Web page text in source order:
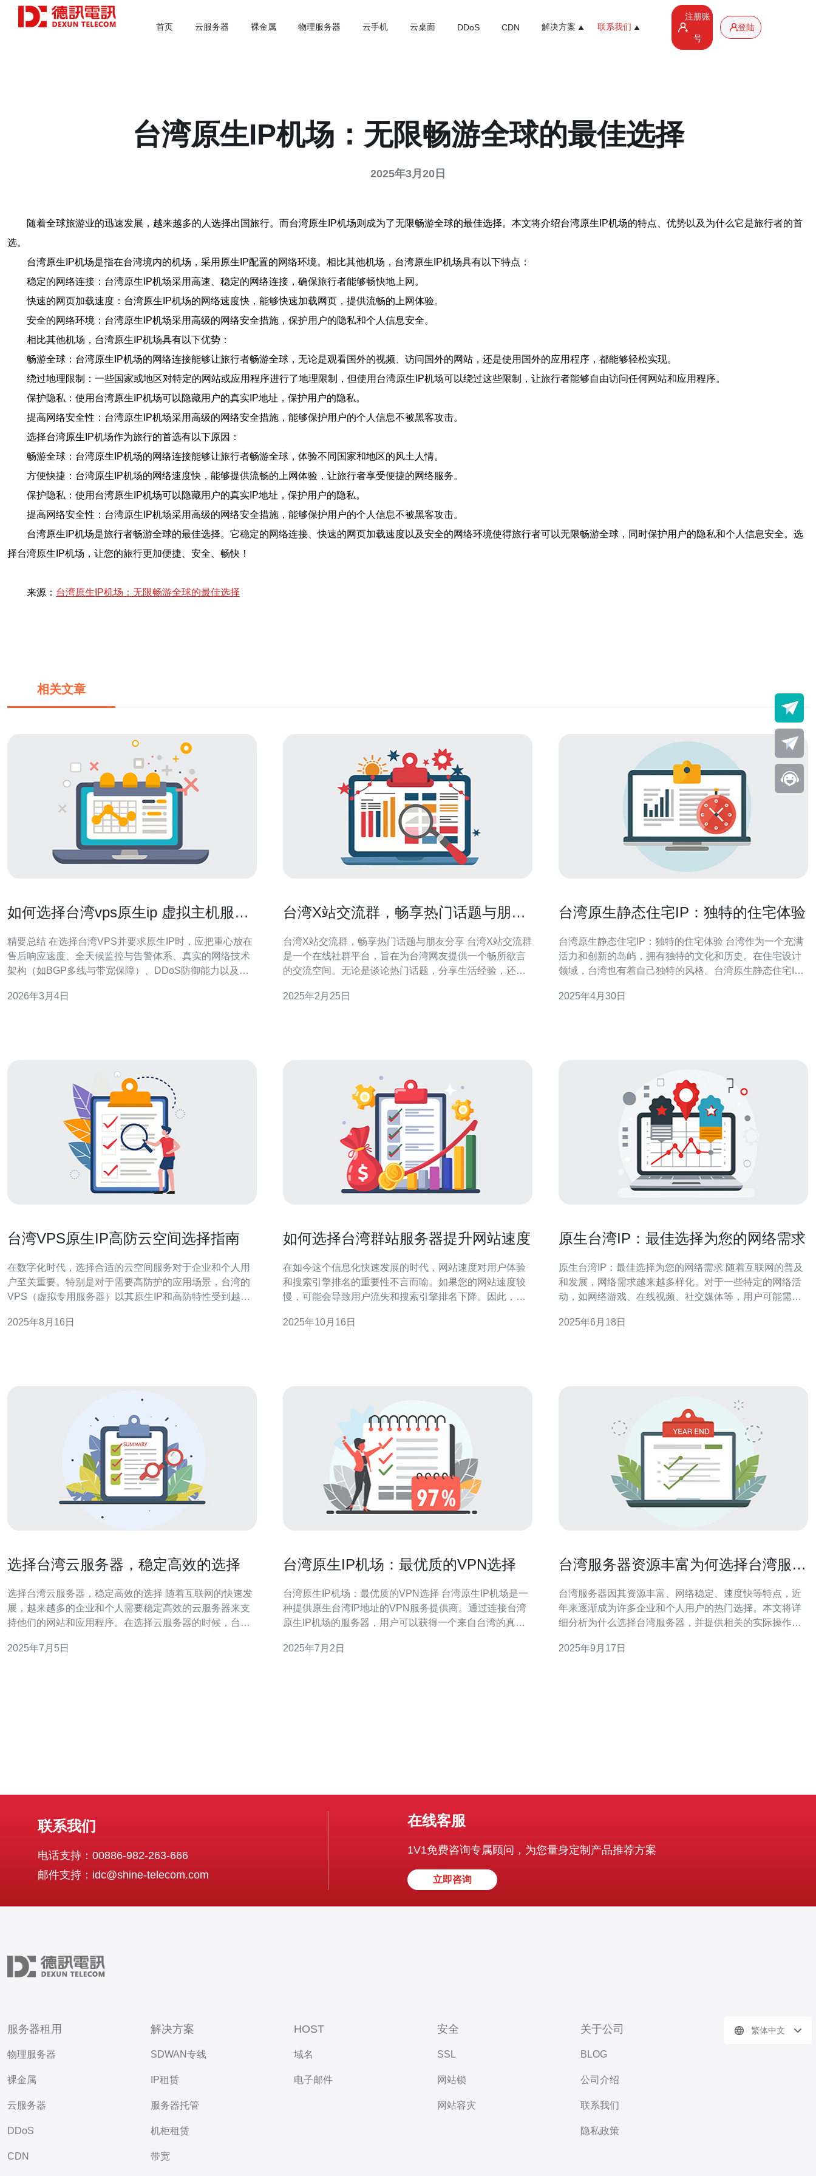
首页 云服务器 裸金属 物理服务器 云手机 云桌面 DDoS CDN 解决方案 联系我们
注册账
号
登陆
台湾原生IP机场：无限畅游全球的最佳选择
2025年3月20日
随着全球旅游业的迅速发展，越来越多的人选择出国旅行。而台湾原生IP机场则成为了无限畅游全球的最佳选择。本文将介绍台湾原生IP机场的特点、优势以及为什么它是旅行者的首
选。
台湾原生IP机场是指在台湾境内的机场，采用原生IP配置的网络环境。相比其他机场，台湾原生IP机场具有以下特点：
稳定的网络连接：台湾原生IP机场采用高速、稳定的网络连接，确保旅行者能够畅快地上网。
快速的网页加载速度：台湾原生IP机场的网络速度快，能够快速加载网页，提供流畅的上网体验。
安全的网络环境：台湾原生IP机场采用高级的网络安全措施，保护用户的隐私和个人信息安全。
相比其他机场，台湾原生IP机场具有以下优势：
畅游全球：台湾原生IP机场的网络连接能够让旅行者畅游全球，无论是观看国外的视频、访问国外的网站，还是使用国外的应用程序，都能够轻松实现。
绕过地理限制：一些国家或地区对特定的网站或应用程序进行了地理限制，但使用台湾原生IP机场可以绕过这些限制，让旅行者能够自由访问任何网站和应用程序。
保护隐私：使用台湾原生IP机场可以隐藏用户的真实IP地址，保护用户的隐私。
提高网络安全性：台湾原生IP机场采用高级的网络安全措施，能够保护用户的个人信息不被黑客攻击。
选择台湾原生IP机场作为旅行的首选有以下原因：
畅游全球：台湾原生IP机场的网络连接能够让旅行者畅游全球，体验不同国家和地区的风土人情。
方便快捷：台湾原生IP机场的网络速度快，能够提供流畅的上网体验，让旅行者享受便捷的网络服务。
保护隐私：使用台湾原生IP机场可以隐藏用户的真实IP地址，保护用户的隐私。
提高网络安全性：台湾原生IP机场采用高级的网络安全措施，能够保护用户的个人信息不被黑客攻击。
台湾原生IP机场是旅行者畅游全球的最佳选择。它稳定的网络连接、快速的网页加载速度以及安全的网络环境使得旅行者可以无限畅游全球，同时保护用户的隐私和个人信息安全。选
择台湾原生IP机场，让您的旅行更加便捷、安全、畅快！
来源： 台湾原生IP机场：无限畅游全球的最佳选择
相关文章
如何选择台湾vps原生ip 虚拟主机服务
精要总结 在选择台湾VPS并要求原生IP时，应把重心放在
售后响应速度、全天候监控与告警体系、真实的网络技术
架构（如BGP多线与带宽保障）、DDoS防御能力以及与
MTR/Traceroute、带宽与丢包测试、询问SLA与工单升级
2026年3月4日
台湾X站交流群，畅享热门话题与朋友
台湾X站交流群，畅享热门话题与朋友分享 台湾X站交流群
是一个在线社群平台，旨在为台湾网友提供一个畅所欲言
的交流空间。无论是谈论热门话题，分享生活经验，还是
题：台湾X站交流群涵盖了各种热门话题，如电影、音乐、
2025年2月25日
台湾原生静态住宅IP：独特的住宅体验
台湾原生静态住宅IP：独特的住宅体验 台湾作为一个充满
活力和创新的岛屿，拥有独特的文化和历史。在住宅设计
领域，台湾也有着自己独特的风格。台湾原生静态住宅IP
计理念，为居住者带来独特而舒适的居住环境。 台湾原生
2025年4月30日
台湾VPS原生IP高防云空间选择指南
在数字化时代，选择合适的云空间服务对于企业和个人用
户至关重要。特别是对于需要高防护的应用场景，台湾的
VPS（虚拟专用服务器）以其原生IP和高防特性受到越来
防云空间的选择指南，包括选择理由、购买渠道、以及如
2025年8月16日
如何选择台湾群站服务器提升网站速度
在如今这个信息化快速发展的时代，网站速度对用户体验
和搜索引擎排名的重要性不言而喻。如果您的网站速度较
慢，可能会导致用户流失和搜索引擎排名下降。因此，选
重要。本文将深入探讨如何选择台湾群站服务器，以提升
2025年10月16日
原生台湾IP：最佳选择为您的网络需求
原生台湾IP：最佳选择为您的网络需求 随着互联网的普及
和发展，网络需求越来越多样化。对于一些特定的网络活
动，如网络游戏、在线视频、社交媒体等，用户可能需要
IP的优势和适用场景。 原生台湾IP是指来自台湾地区的独
2025年6月18日
选择台湾云服务器，稳定高效的选择
选择台湾云服务器，稳定高效的选择 随着互联网的快速发
展，越来越多的企业和个人需要稳定高效的云服务器来支
持他们的网站和应用程序。在选择云服务器的时候，台湾
术优势，因此选择台湾云服务器是一个明智的选择。 台湾
2025年7月5日
台湾原生IP机场：最优质的VPN选择
台湾原生IP机场：最优质的VPN选择 台湾原生IP机场是一
种提供原生台湾IP地址的VPN服务提供商。通过连接台湾
原生IP机场的服务器，用户可以获得一个来自台湾的真实
IP机场作为VPN服务提供商，有以下几个优势： 提供原生
2025年7月2日
台湾服务器资源丰富为何选择台湾服务
台湾服务器因其资源丰富、网络稳定、速度快等特点，近
年来逐渐成为许多企业和个人用户的热门选择。本文将详
细分析为什么选择台湾服务器，并提供相关的实际操作步
下几个方面进行探讨： 1. 台湾服务器的资源优势 台湾地理
2025年9月17日
联系我们
电话支持：00886-982-263-666
邮件支持：idc@shine-telecom.com
在线客服
1V1免费咨询专属顾问，为您量身定制产品推荐方案
立即咨询
服务器租用
物理服务器
裸金属
云服务器
DDoS
CDN
解决方案
SDWAN专线
IP租赁
服务器托管
机柜租赁
带宽
HOST
域名
电子邮件
安全
SSL
网站锁
网站容灾
关于公司
BLOG
公司介绍
联系我们
隐私政策
繁体中文